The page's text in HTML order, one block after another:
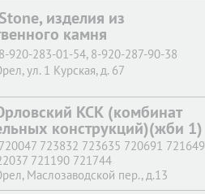
изделия из
камня
8-920-283-01-54, 8-920-287-90-38
ул. 1 Курская, д. 67
КСК (комбинат
конструкций)(жби 1)
720047 723832 723635 720691 721649
721190 721744
Маслозаводской пер., д.13